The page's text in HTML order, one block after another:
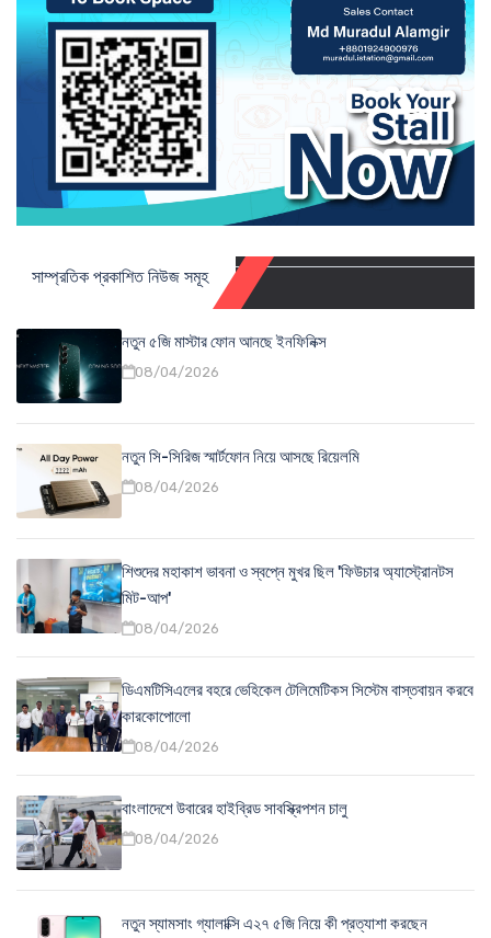
সাম্প্রতিক প্রকাশিত নিউজ সমূহ
নতুন ৫জি মাস্টার ফোন আনছে ইনফিনিক্স
08/04/2026
নতুন সি-সিরিজ স্মার্টফোন নিয়ে আসছে রিয়েলমি
08/04/2026
শিশুদের মহাকাশ ভাবনা ও স্বপ্নে মুখর ছিল 'ফিউচার অ্যাস্ট্রোনটস
মিট-আপ'
08/04/2026
ডিএমটিসিএলের বহরে ভেহিকেল টেলিমেটিকস সিস্টেম বাস্তবায়ন করবে
কারকোপোলো
08/04/2026
বাংলাদেশে উবারের হাইব্রিড সাবস্ক্রিপশন চালু
08/04/2026
নতুন স্যামসাং গ্যালাক্সি এ২৭ ৫জি নিয়ে কী প্রত্যাশা করছেন